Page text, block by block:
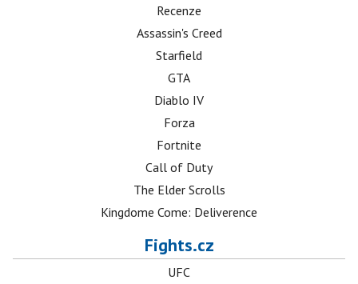
Recenze
Assassin's Creed
Starfield
GTA
Diablo IV
Forza
Fortnite
Call of Duty
The Elder Scrolls
Kingdome Come: Deliverence
Fights.cz
UFC